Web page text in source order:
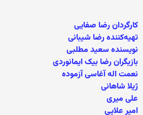
کارگردان رضا صفایی
تهیه‌کننده رضا شیبانی
نویسنده سعید مطلبی
بازیگران رضا بیک ایمانوردی
نعمت اله آغاسی آزموده
ژیلا شاهانی
علی میری
امیر علایی